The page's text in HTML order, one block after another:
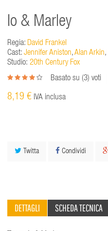
Io & Marley
Regia: David Frankel
Cast: Jennifer Aniston,Alan Arkin,
Studio: 20th Century Fox
Basato su (3) voti
8,19 € IVA inclusa
Twitta Condividi
DETTAGLI SCHEDA TECNICA